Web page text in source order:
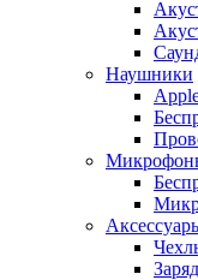
Наушники